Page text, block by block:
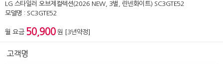
LG 스타일러 오브제컬렉션(2026 NEW, 3벌, 린넨화이트) SC3GTE52
모델명 : SC3GTE52
월 요금 50,900 원 [3년약정]
고객명